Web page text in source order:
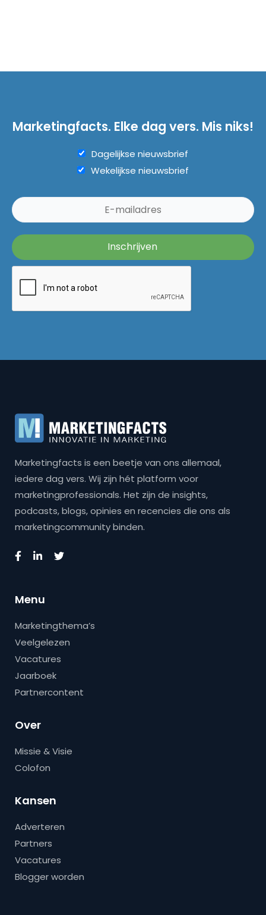
Marketingfacts. Elke dag vers. Mis niks!
Dagelijkse nieuwsbrief
Wekelijkse nieuwsbrief
Marketingfacts is een beetje van ons allemaal,
iedere dag vers. Wij zijn hét platform voor
marketingprofessionals. Het zijn de insights,
podcasts, blogs, opinies en recencies die ons als
marketingcommunity binden.
Menu
Marketingthema’s
Veelgelezen
Vacatures
Jaarboek
Partnercontent
Over
Missie & Visie
Colofon
Kansen
Adverteren
Partners
Vacatures
Blogger worden